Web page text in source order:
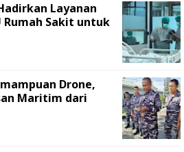
Layanan
Rumah Sakit untuk
Drone,
Maritim dari